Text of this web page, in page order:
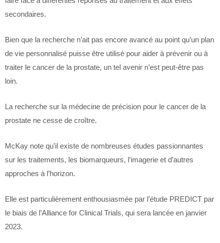
secondaires.
Bien que la recherche n’ait pas encore avancé au point qu’un plan
de vie personnalisé puisse être utilisé pour aider à prévenir ou à
traiter le cancer de la prostate, un tel avenir n’est peut-être pas
loin.
La recherche sur la médecine de précision pour le cancer de la
prostate ne cesse de croître.
McKay note qu’il existe de nombreuses études passionnantes
sur les traitements, les biomarqueurs, l’imagerie et d’autres
approches à l’horizon.
Elle est particulièrement enthousiasmée par l’étude PREDICT par
le biais de l’Alliance for Clinical Trials, qui sera lancée en janvier
2023.